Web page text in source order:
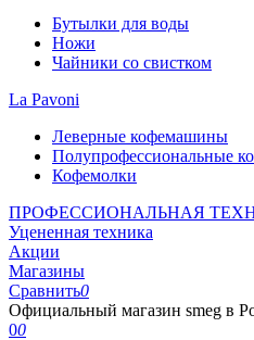
Бутылки для воды
Ножи
Чайники со свистком
La Pavoni
Леверные кофемашины
Полупрофессиональные
Кофемолки
ПРОФЕССИОНАЛЬНАЯ
Уцененная техника
Акции
Магазины
Сравнить0
Официальный магазин smeg в
00